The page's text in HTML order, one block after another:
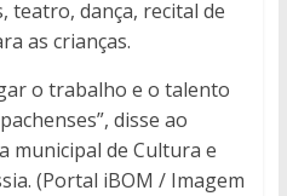
teatro, dança, recital de
as crianças.
o trabalho e o talento
disse ao
municipal de Cultura e
(Portal iBOM / Imagem